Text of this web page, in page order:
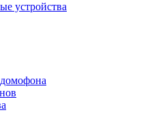
устройства